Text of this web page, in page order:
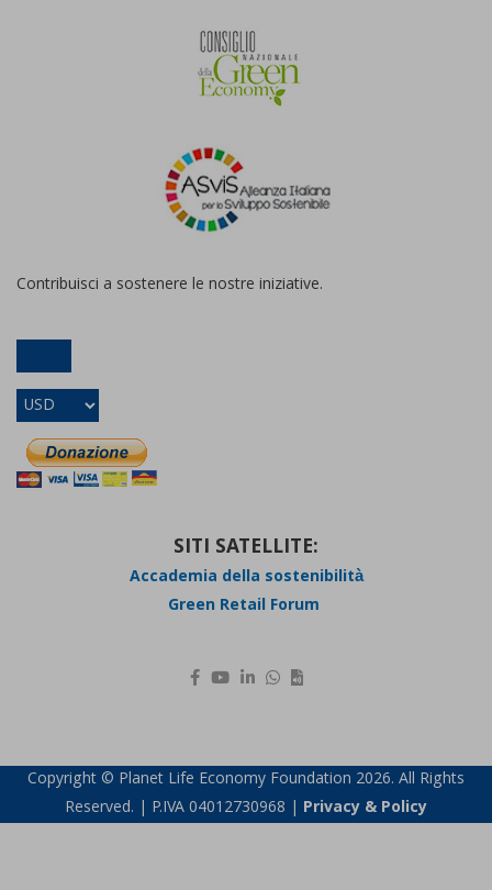
Contribuisci a sostenere le nostre iniziative.
SITI SATELLITE:
Accademia della sostenibilità
Green Retail Forum
Copyright © Planet Life Economy Foundation 2026. All Rights
Reserved. | P.IVA 04012730968 | Privacy & Policy